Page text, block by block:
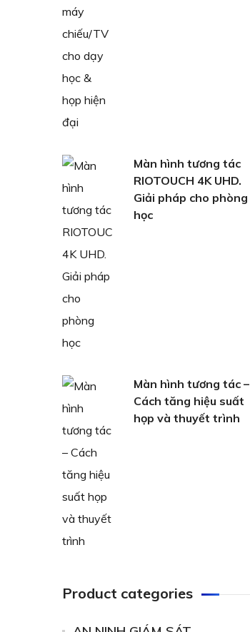
Màn hình tương tác
RIOTOUCH 4K UHD.
Giải pháp cho phòng
học
Màn hình tương tác –
Cách tăng hiệu suất
họp và thuyết trình
Product categories